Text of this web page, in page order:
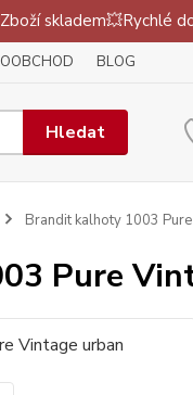
skladem💥Rychlé
BLOG
Hledat
Brandit kalhoty 1003
Pure